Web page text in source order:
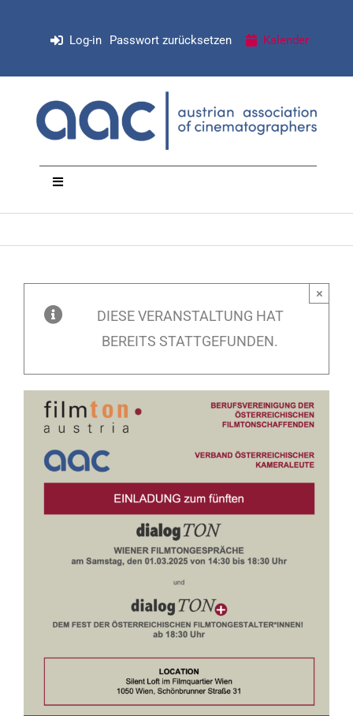
Log-in Passwort zurücksetzen Kalender
Toggle
Mitglieder
Mitgliedschaft
Berufsbilder
Service
DIESE VERANSTALTUNG HAT
BEREITS STATTGEFUNDEN.
×